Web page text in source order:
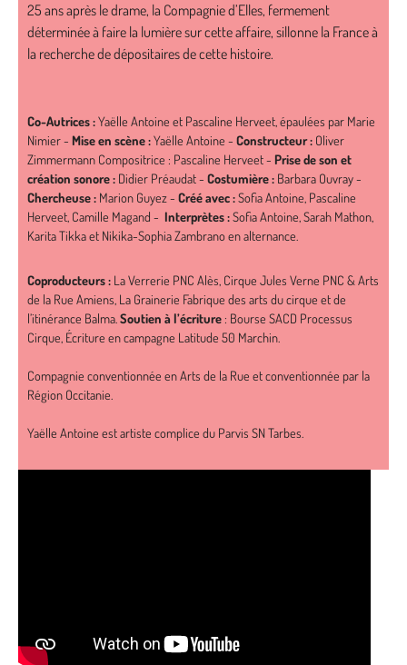
25 ans après le drame, la Compagnie d’Elles, fermement
déterminée à faire la lumière sur cette affaire, sillonne la France à
la recherche de dépositaires de cette histoire.
Co-Autrices :Yaëlle Antoine et Pascaline Herveet, épaulées par Marie
Nimier - Mise en scène :Yaëlle Antoine - Constructeur : Oliver
Zimmermann Compositrice : Pascaline Herveet - Prise de son et
création sonore : Didier Préaudat - Costumière : Barbara Ouvray -
Chercheuse : Marion Guyez - Créé avec :Sofia Antoine, Pascaline
Herveet, Camille Magand - Interprètes :Sofia Antoine, Sarah Mathon,
Karita Tikka et Nikika-Sophia Zambrano en alternance.
Coproducteurs : La Verrerie PNC Alès, Cirque Jules Verne PNC & Arts
de la Rue Amiens, La Grainerie Fabrique des arts du cirque et de
l’itinérance Balma.Soutien à l’écriture : Bourse SACD Processus
Cirque, Écriture en campagne Latitude 50 Marchin.
Compagnie conventionnée en Arts de la Rue et conventionnée par la
Région Occitanie.
Yaëlle Antoine est artiste complice du Parvis SN Tarbes.